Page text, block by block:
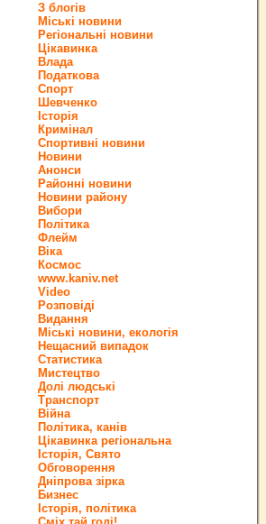
З блогів
Міські новини
Регіональні новини
Цікавинка
Влада
Податкова
Спорт
Шевченко
Історія
Кримінал
Спортивні новини
Новини
Анонси
Районні новини
Новини району
Вибори
Політика
Флейм
Віка
Космос
www.kaniv.net
Video
Розповіді
Видання
Міські новини, екологія
Нещасний випадок
Статистика
Мистецтво
Долі людські
Транспорт
Війна
Політика, канів
Цікавинка регіональна
Історія, Свято
Обговорення
Дніпрова зірка
Бизнес
Історія, політика